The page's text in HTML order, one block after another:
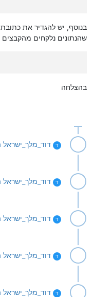
בנוסף, יש להגדיר את
שהנתונים נלקחים
בהצלחה
ד דוד_מלך_ישראל
ד דוד_מלך_ישראל
ד דוד_מלך_ישראל
ד דוד_מלך_ישראל
ד דוד_מלך_ישראל